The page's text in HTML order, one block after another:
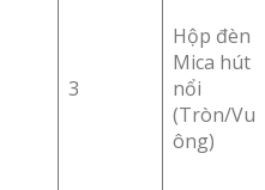
3
Hộp đèn
Mica hút
nổi
(Tròn/Vu
ông)